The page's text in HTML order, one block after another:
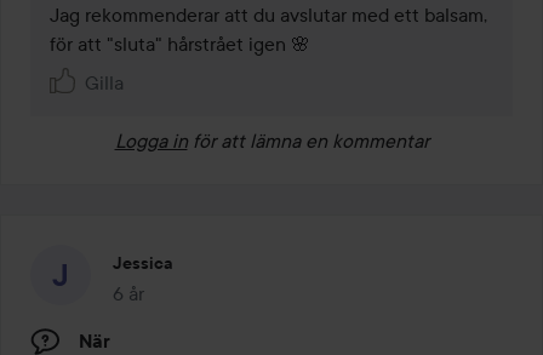
Jag rekommenderar att du avslutar med ett balsam,
för att "sluta" hårstrået igen 🌸
Gilla
Logga in för att lämna en kommentar
Jessica
6 år
Inlägget skapades 6 år
När